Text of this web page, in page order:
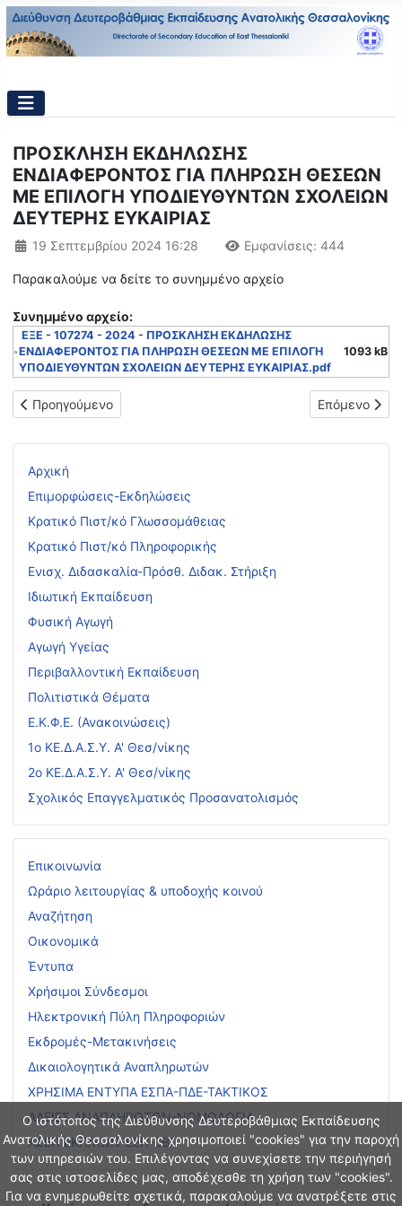
Ο ιστότοπος της Διεύθυνσης Δευτεροβάθμιας Εκπαίδευσης
Ανατολικής Θεσσαλονίκης χρησιμοποιεί "cookies" για την παροχή
των υπηρεσιών του. Επιλέγοντας να συνεχίσετε την περιήγησή
σας στις ιστοσελίδες μας, αποδέχεσθε τη χρήση των "cookies".
Για να ενημερωθείτε σχετικά, παρακαλούμε να ανατρέξετε στις
Αρχική
Επιμορφώσεις-Εκδηλώσεις
Κρατικό Πιστ/κό Γλωσσομάθειας
Κρατικό Πιστ/κό Πληροφορικής
Ενισχ. Διδασκαλία-Πρόσθ. Διδακ. Στήριξη
Ιδιωτική Εκπαίδευση
Φυσική Αγωγή
Αγωγή Υγείας
Περιβαλλοντική Εκπαίδευση
Πολιτιστικά Θέματα
Ε.Κ.Φ.Ε. (Ανακοινώσεις)
1ο ΚΕ.Δ.Α.Σ.Υ. Α' Θεσ/νίκης
2ο ΚΕ.Δ.Α.Σ.Υ. Α' Θεσ/νίκης
Σχολικός Επαγγελματικός Προσανατολισμός
Επικοινωνία
Ωράριο λειτουργίας & υποδοχής κοινού
Αναζήτηση
Οικονομικά
Έντυπα
Χρήσιμοι Σύνδεσμοι
Ηλεκτρονική Πύλη Πληροφοριών
Εκδρομές-Μετακινήσεις
Δικαιολογητικά Αναπληρωτών
ΧΡΗΣΙΜΑ ΕΝΤΥΠΑ ΕΣΠΑ-ΠΔΕ-ΤΑΚΤΙΚΟΣ
ΑΔΕΙΕΣ ΑΝΑΠΛΗΡΩΤΩΝ-ΝΟΜΟΛΟΓΙΑ
ΑΣΕΠ ΕΚΠ/ΚΩΝ-ΕΕΠ-ΕΒΠ
ΠΡΟΣΚΛΗΣΗ ΕΚΔΗΛΩΣΗΣ
ΕΝΔΙΑΦΕΡΟΝΤΟΣ ΓΙΑ ΠΛΗΡΩΣΗ ΘΕΣΕΩΝ
ΜΕ ΕΠΙΛΟΓΗ ΥΠΟΔΙΕΥΘΥΝΤΩΝ ΣΧΟΛΕΙΩΝ
ΔΕΥΤΕΡΗΣ ΕΥΚΑΙΡΙΑΣ
Λεπτομέρειες
19 Σεπτεμβρίου 2024 16:28 Εμφανίσεις: 444
Παρακαλούμε να δείτε το συνημμένο αρχείο
Συνημμένo αρχείο:
ΕΞΕ - 107274 - 2024 - ΠΡΟΣΚΛΗΣΗ ΕΚΔΗΛΩΣΗΣ
ΕΝΔΙΑΦΕΡΟΝΤΟΣ ΓΙΑ ΠΛΗΡΩΣΗ ΘΕΣΕΩΝ ΜΕ ΕΠΙΛΟΓΗ
ΥΠΟΔΙΕΥΘΥΝΤΩΝ ΣΧΟΛΕΙΩΝ ΔΕΥΤΕΡΗΣ ΕΥΚΑΙΡΙΑΣ.pdf
1093 kB
Προηγούμενο άρθρο: ΠΡΟΣΚΛΗΣΗ ΕΚΔΗΛΩΣΗΣ
Προηγούμενο Επόμενο
Επόμενο